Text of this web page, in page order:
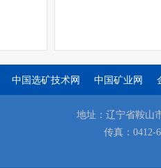
中国选矿技术网 中国矿业网
地址：辽宁省鞍山
传真：0412-